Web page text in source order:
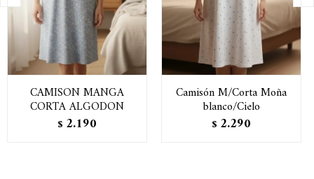
CAMISON MANGA
CORTA ALGODON
$ 2.190
Camisón M/Corta Moña
blanco/Cielo
$ 2.290